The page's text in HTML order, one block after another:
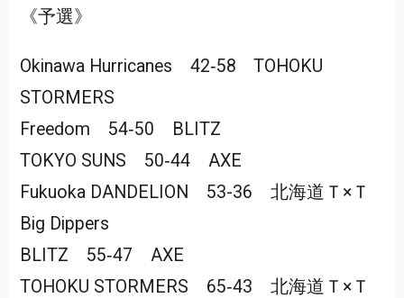
《予選》
Okinawa Hurricanes 42‐58 TOHOKU
STORMERS
Freedom 54‐50 BLITZ
TOKYO SUNS 50‐44 AXE
Fukuoka DANDELION 53-36 北海道Ｔ×Ｔ
Big Dippers
BLITZ 55‐47 AXE
TOHOKU STORMERS 65‐43 北海道Ｔ×Ｔ